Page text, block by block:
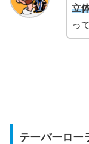
立
っ
テーパーロー